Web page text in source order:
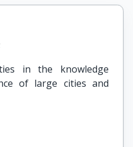
in the knowledge
of large cities and